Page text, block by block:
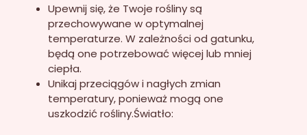
Upewnij się, że Twoje rośliny są
przechowywane w optymalnej
temperaturze. W zależności od gatunku,
będą one potrzebować więcej lub mniej
ciepła.
Unikaj przeciągów i nagłych zmian
temperatury, ponieważ mogą one
uszkodzić rośliny.Światło: